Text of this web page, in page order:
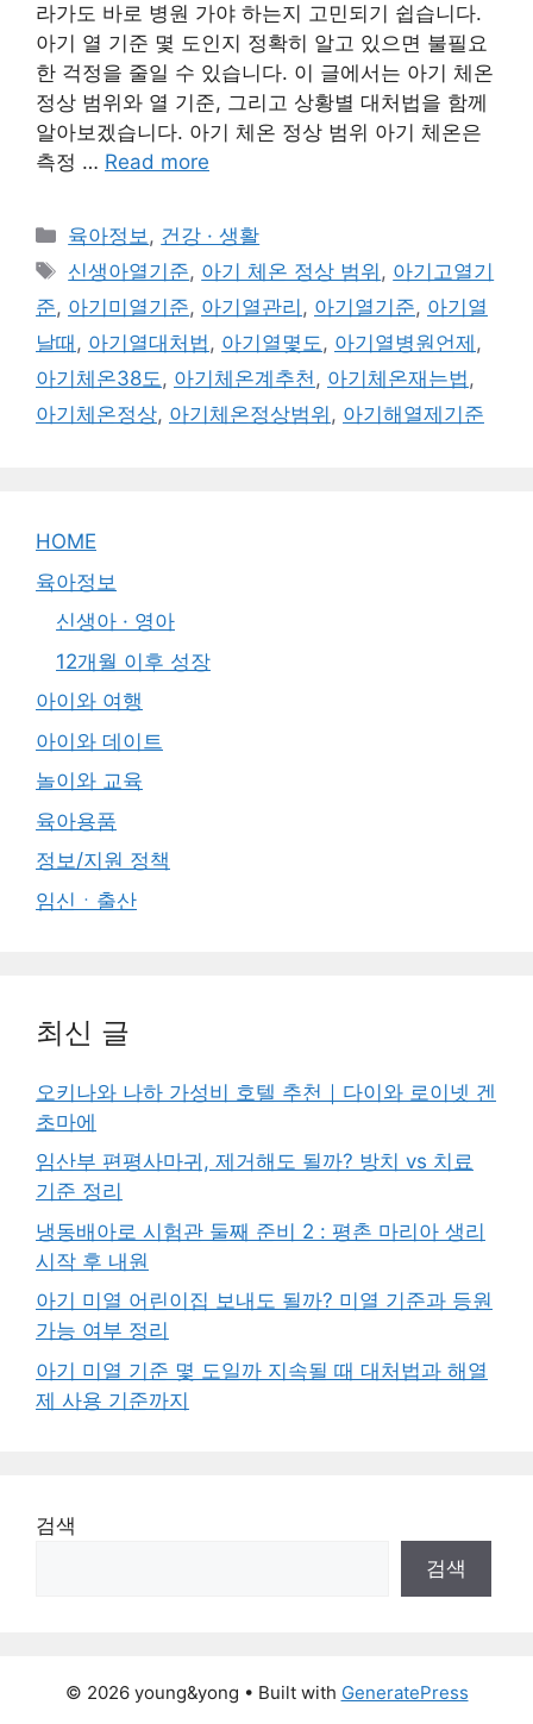
라가도 바로 병원 가야 하는지 고민되기 쉽습니다.
아기 열 기준 몇 도인지 정확히 알고 있으면 불필요
한 걱정을 줄일 수 있습니다. 이 글에서는 아기 체온
정상 범위와 열 기준, 그리고 상황별 대처법을 함께
알아보겠습니다. 아기 체온 정상 범위 아기 체온은
측정 … Read more
Categories
육아정보, 건강 · 생활
Tags
신생아열기준, 아기 체온 정상 범위 , 아기고열기
준, 아기미열기준, 아기열관리 , 아기열기준, 아기열
날때 , 아기열대처법, 아기열몇도, 아기열병원언제 ,
아기체온38도, 아기체온계추천, 아기체온재는법,
아기체온정상, 아기체온정상범위 , 아기해열제기준
HOME
육아정보
신생아 · 영아
12개월 이후 성장
아이와 여행
아이와 데이트
놀이와 교육
육아용품
정보/지원 정책
임신ㆍ출산
최신 글
오키나와 나하 가성비 호텔 추천｜다이와 로이넷 겐
초마에
임산부 편평사마귀, 제거해도 될까? 방치 vs 치료
기준 정리
냉동배아로 시험관 둘째 준비 2 : 평촌 마리아 생리
시작 후 내원
아기 미열 어린이집 보내도 될까? 미열 기준과 등원
가능 여부 정리
아기 미열 기준 몇 도일까 지속될 때 대처법과 해열
제 사용 기준까지
검색
검색
© 2026 young&yong • Built with GeneratePress